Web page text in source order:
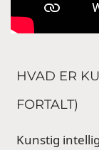
HVAD ER
FORTALT)
Kunstig